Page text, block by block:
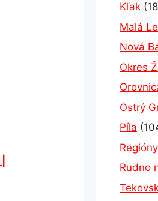
Kľak
Malá
Nová
Okres
Ostrý
Píla
Regióny
Rudno